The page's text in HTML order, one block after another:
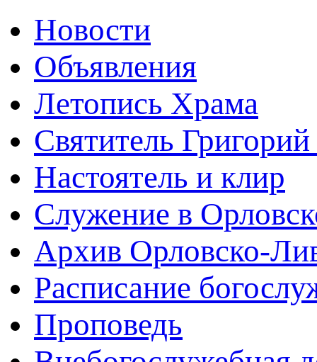
Новости
Объявления
Летопись Храма
Святитель
Настоятель и клир
Служение в
Архив Орловско-
Расписание
Проповедь